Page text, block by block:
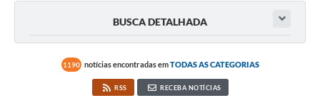
BUSCA DETALHADA
1190 notícias encontradas emTODAS AS CATEGORIAS
RSS RECEBA NOTÍCIAS